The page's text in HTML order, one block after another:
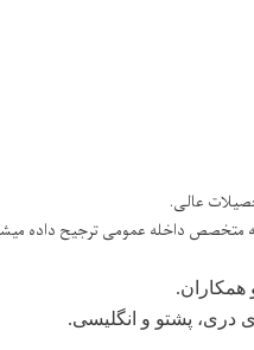
عالی.
متخصص داخله عمومی ترجیح داده
همکاران.
دری، پشتو و انگلیسی.